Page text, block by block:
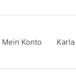
Mein Konto